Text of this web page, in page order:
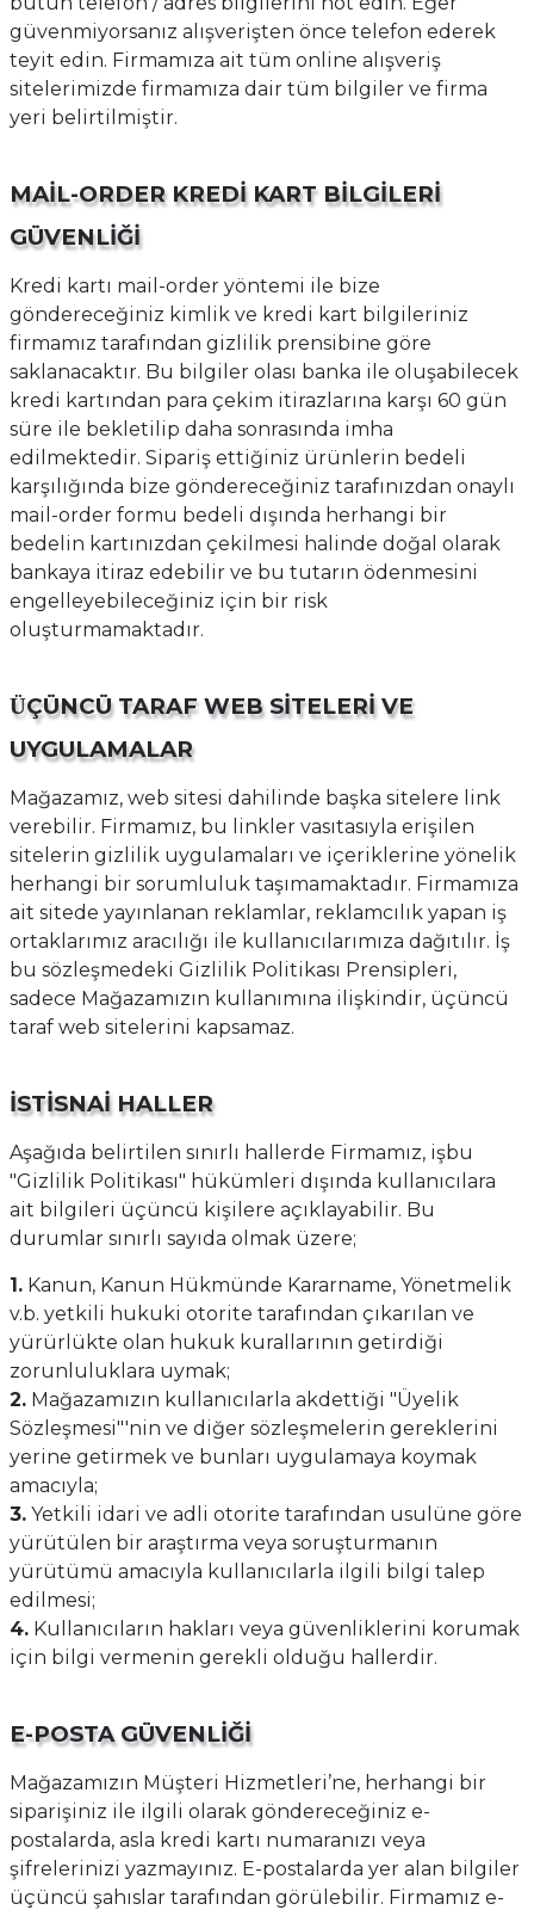
güvenmiyorsanız alışverişten önce telefon ederek
teyit edin. Firmamıza ait tüm online alışveriş
sitelerimizde firmamıza dair tüm bilgiler ve firma
yeri belirtilmiştir.
MAİL-ORDER KREDİ KART BİLGİLERİ
GÜVENLİĞİ
Kredi kartı mail-order yöntemi ile bize
göndereceğiniz kimlik ve kredi kart bilgileriniz
firmamız tarafından gizlilik prensibine göre
saklanacaktır. Bu bilgiler olası banka ile oluşabilecek
kredi kartından para çekim itirazlarına karşı 60 gün
süre ile bekletilip daha sonrasında imha
edilmektedir. Sipariş ettiğiniz ürünlerin bedeli
karşılığında bize göndereceğiniz tarafınızdan onaylı
mail-order formu bedeli dışında herhangi bir
bedelin kartınızdan çekilmesi halinde doğal olarak
bankaya itiraz edebilir ve bu tutarın ödenmesini
engelleyebileceğiniz için bir risk
oluşturmamaktadır.
ÜÇÜNCÜ TARAF WEB SİTELERİ VE
UYGULAMALAR
Mağazamız, web sitesi dahilinde başka sitelere link
verebilir. Firmamız, bu linkler vasıtasıyla erişilen
sitelerin gizlilik uygulamaları ve içeriklerine yönelik
herhangi bir sorumluluk taşımamaktadır. Firmamıza
ait sitede yayınlanan reklamlar, reklamcılık yapan iş
ortaklarımız aracılığı ile kullanıcılarımıza dağıtılır. İş
bu sözleşmedeki Gizlilik Politikası Prensipleri,
sadece Mağazamızın kullanımına ilişkindir, üçüncü
taraf web sitelerini kapsamaz.
İSTİSNAİ HALLER
Aşağıda belirtilen sınırlı hallerde Firmamız, işbu
"Gizlilik Politikası" hükümleri dışında kullanıcılara
ait bilgileri üçüncü kişilere açıklayabilir. Bu
durumlar sınırlı sayıda olmak üzere;
1. Kanun, Kanun Hükmünde Kararname, Yönetmelik
v.b. yetkili hukuki otorite tarafından çıkarılan ve
yürürlükte olan hukuk kurallarının getirdiği
zorunluluklara uymak;
2. Mağazamızın kullanıcılarla akdettiği "Üyelik
Sözleşmesi"'nin ve diğer sözleşmelerin gereklerini
yerine getirmek ve bunları uygulamaya koymak
amacıyla;
3. Yetkili idari ve adli otorite tarafından usulüne göre
yürütülen bir araştırma veya soruşturmanın
yürütümü amacıyla kullanıcılarla ilgili bilgi talep
edilmesi;
4. Kullanıcıların hakları veya güvenliklerini korumak
için bilgi vermenin gerekli olduğu hallerdir.
E-POSTA GÜVENLİĞİ
Mağazamızın Müşteri Hizmetleri’ne, herhangi bir
siparişiniz ile ilgili olarak göndereceğiniz e-
postalarda, asla kredi kartı numaranızı veya
şifrelerinizi yazmayınız. E-postalarda yer alan bilgiler
üçüncü şahıslar tarafından görülebilir. Firmamız e-